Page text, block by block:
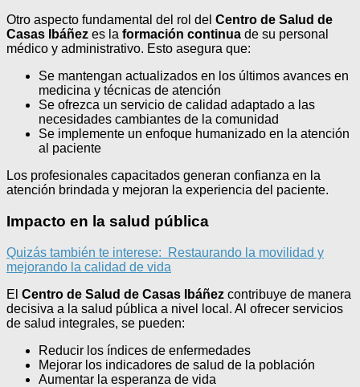
Otro aspecto fundamental del rol del Centro de Salud de
Casas Ibáñez es la formación continua de su personal
médico y administrativo. Esto asegura que:
Se mantengan actualizados en los últimos avances en
medicina y técnicas de atención
Se ofrezca un servicio de calidad adaptado a las
necesidades cambiantes de la comunidad
Se implemente un enfoque humanizado en la atención
al paciente
Los profesionales capacitados generan confianza en la
atención brindada y mejoran la experiencia del paciente.
Impacto en la salud pública
Quizás también te interese:
Restaurando la movilidad y
mejorando la calidad de vida
El Centro de Salud de Casas Ibáñez contribuye de manera
decisiva a la salud pública a nivel local. Al ofrecer servicios
de salud integrales, se pueden:
Reducir los índices de enfermedades
Mejorar los indicadores de salud de la población
Aumentar la esperanza de vida